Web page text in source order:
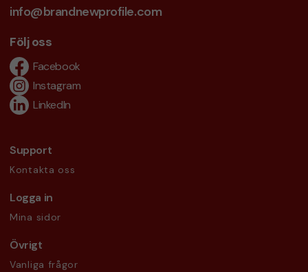
info@brandnewprofile.com
Följ oss
Facebook
Instagram
LinkedIn
Support
Kontakta oss
Logga in
Mina sidor
Övrigt
Vanliga frågor